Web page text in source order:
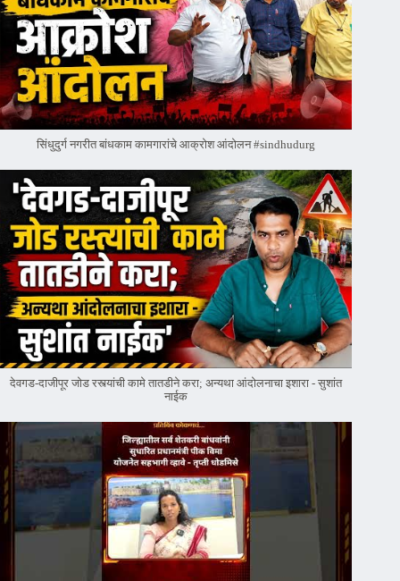
सिंधुदुर्ग नगरीत बांधकाम कामगारांचे आक्रोश आंदोलन #sindhudurg
देवगड-दाजीपूर जोड रस्त्यांची कामे तातडीने करा; अन्यथा आंदोलनाचा इशारा - सुशांत
नाईक